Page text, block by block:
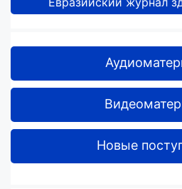
Новые